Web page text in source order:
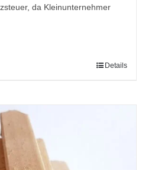
5,95 €.
da Kleinunternehmer
Details